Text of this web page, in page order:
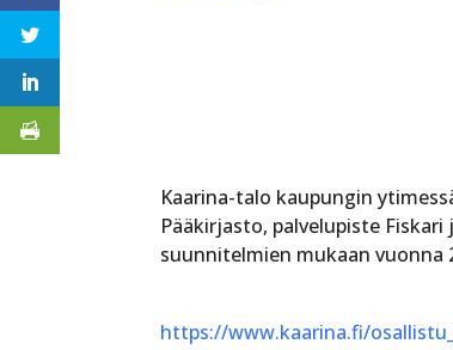
Kaarina-talo kaupungin
Pääkirjasto, palvelupiste
suunnitelmien mukaan vuonna
https://www.kaarina.fi/